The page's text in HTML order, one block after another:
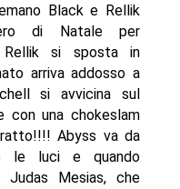
Black e Rellik
di Natale per
Rellik si sposta in
arriva addosso a
si avvicina sul
con una chokeslam
Abyss va da
le luci e quando
Judas Mesias, che